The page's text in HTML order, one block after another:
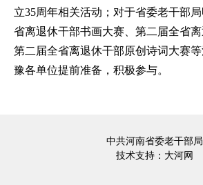
立35周年相关活动；对于省委老干部
省离退休干部书画大赛、第二届全省
第二届全省离退休干部原创诗词大赛
豫各单位提前准备，积极参与。
中共河南省委老干部局
技术支持： 大河网